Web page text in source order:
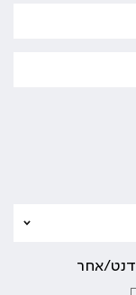
אחר